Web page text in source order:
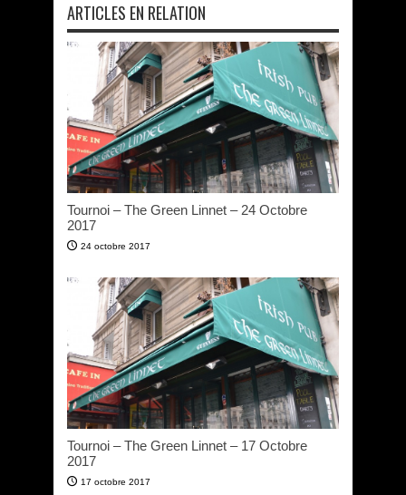
ARTICLES EN RELATION
Tournoi – The Green Linnet – 24 Octobre
2017
24 octobre 2017
Tournoi – The Green Linnet – 17 Octobre
2017
17 octobre 2017